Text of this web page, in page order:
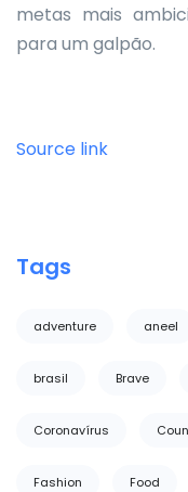
metas mais
para um galpão.
Source link
Tags
adventure aneel
brasil Brave
Coronavírus
Fashion Food